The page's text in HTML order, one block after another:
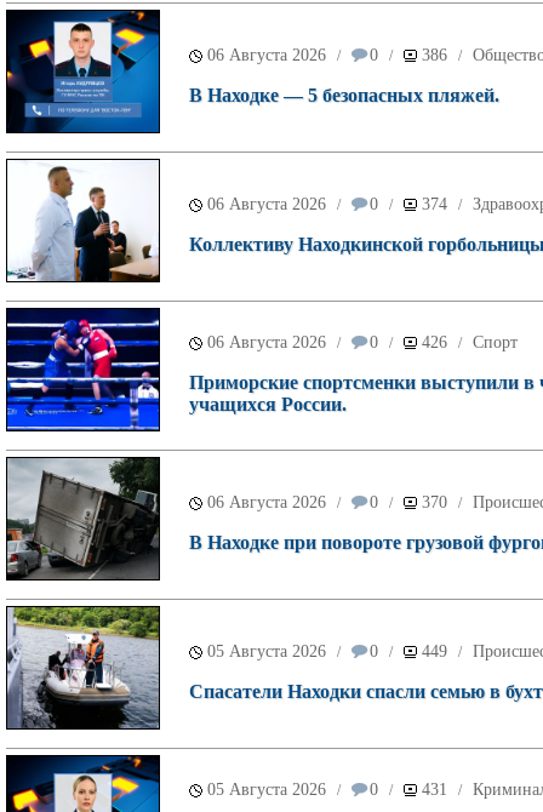
06 Августа 2026 / 0 / 386 /
В Находке — 5 безопасных пляжей.
06 Августа 2026 / 0 / 374 /
Коллективу Находкинской
06 Августа 2026 / 0 / 426 / Спорт
Приморские спортсменки выступили в
учащихся России.
06 Августа 2026 / 0 / 370 /
В Находке при повороте грузовой
05 Августа 2026 / 0 / 449 /
Спасатели Находки спасли семью в
05 Августа 2026 / 0 / 431 /